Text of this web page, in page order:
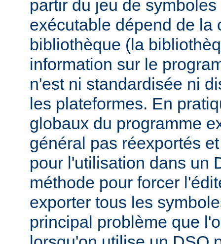
partir du jeu de
exécutable dépend de la
bibliothèque (la
information sur le
n'est ni standardisée ni
les plateformes. En
globaux du programme
général pas réexportés
pour l'utilisation dans un
méthode pour forcer
exporter tous les
principal problème que